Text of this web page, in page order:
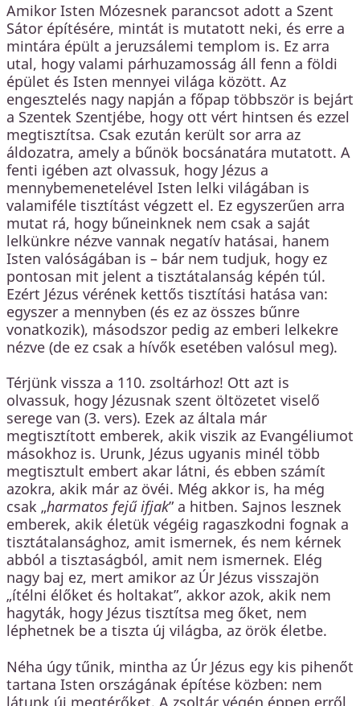
Amikor Isten Mózesnek parancsot adott a Szent
Sátor építésére, mintát is mutatott neki, és erre a
mintára épült a jeruzsálemi templom is. Ez arra
utal, hogy valami párhuzamosság áll fenn a földi
épület és Isten mennyei világa között. Az
engesztelés nagy napján a főpap többször is bejárt
a Szentek Szentjébe, hogy ott vért hintsen és ezzel
megtisztítsa. Csak ezután került sor arra az
áldozatra, amely a bűnök bocsánatára mutatott. A
fenti igében azt olvassuk, hogy Jézus a
mennybemenetelével Isten lelki világában is
valamiféle tisztítást végzett el. Ez egyszerűen arra
mutat rá, hogy bűneinknek nem csak a saját
lelkünkre nézve vannak negatív hatásai, hanem
Isten valóságában is – bár nem tudjuk, hogy ez
pontosan mit jelent a tisztátalanság képén túl.
Ezért Jézus vérének kettős tisztítási hatása van:
egyszer a mennyben (és ez az összes bűnre
vonatkozik), másodszor pedig az emberi lelkekre
nézve (de ez csak a hívők esetében valósul meg).
Térjünk vissza a 110. zsoltárhoz! Ott azt is
olvassuk, hogy Jézusnak szent öltözetet viselő
serege van (3. vers). Ezek az általa már
megtisztított emberek, akik viszik az Evangéliumot
másokhoz is. Urunk, Jézus ugyanis minél több
megtisztult embert akar látni, és ebben számít
azokra, akik már az övéi. Még akkor is, ha még
csak „harmatos fejű ifjak” a hitben. Sajnos lesznek
emberek, akik életük végéig ragaszkodni fognak a
tisztátalansághoz, amit ismernek, és nem kérnek
abból a tisztaságból, amit nem ismernek. Elég
nagy baj ez, mert amikor az Úr Jézus visszajön
„ítélni élőket és holtakat”, akkor azok, akik nem
hagyták, hogy Jézus tisztítsa meg őket, nem
léphetnek be a tiszta új világba, az örök életbe.
Néha úgy tűnik, mintha az Úr Jézus egy kis pihenőt
tartana Isten országának építése közben: nem
látunk új megtérőket. A zsoltár végén éppen erről